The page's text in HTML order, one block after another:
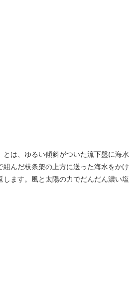
とは、ゆるい傾斜がついた流下盤に海水
組んだ枝条架の上方に送った海水をかけ
します。風と太陽の力でだんだん濃い塩